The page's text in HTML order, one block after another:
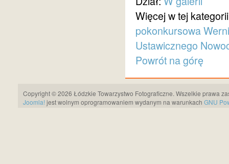
Więcej w tej
pokonkursowa
Ustawicznego
Powrót na górę
Copyright © 2026 Łódzkie Towarzystwo Fotograficzne. Wszelkie prawa
Joomla! jest wolnym oprogramowaniem wydanym na warunkach GNU